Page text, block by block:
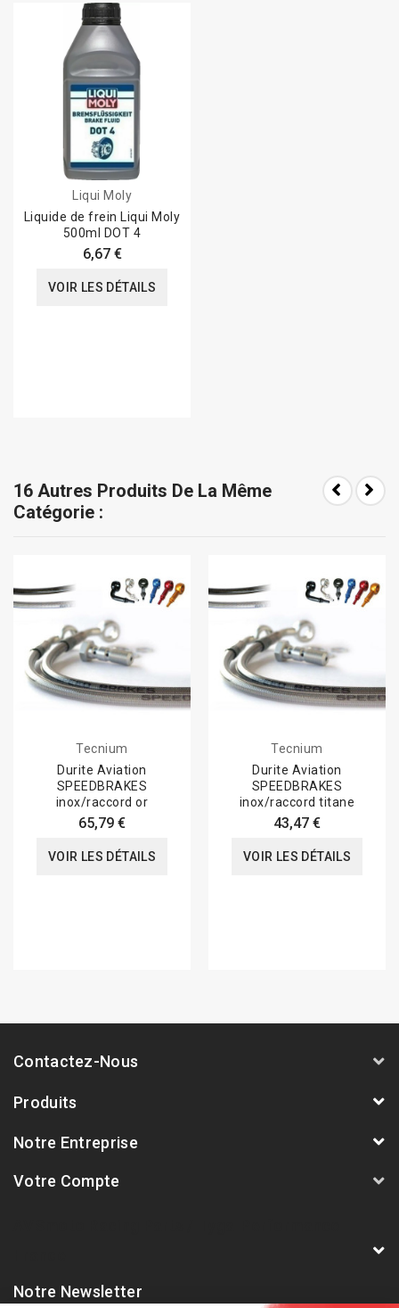
Liqui Moly
Liquide de frein Liqui Moly
500ml DOT 4
6,67 €
VOIR LES DÉTAILS
16 Autres Produits De La Même
Catégorie :
Tecnium
Durite Aviation
SPEEDBRAKES
inox/raccord or
65,79 €
VOIR LES DÉTAILS
Tecnium
Durite Aviation
SPEEDBRAKES
inox/raccord titane
43,47 €
VOIR LES DÉTAILS
Contactez-Nous
Produits
Notre Entreprise
Votre Compte
Notre Newsletter